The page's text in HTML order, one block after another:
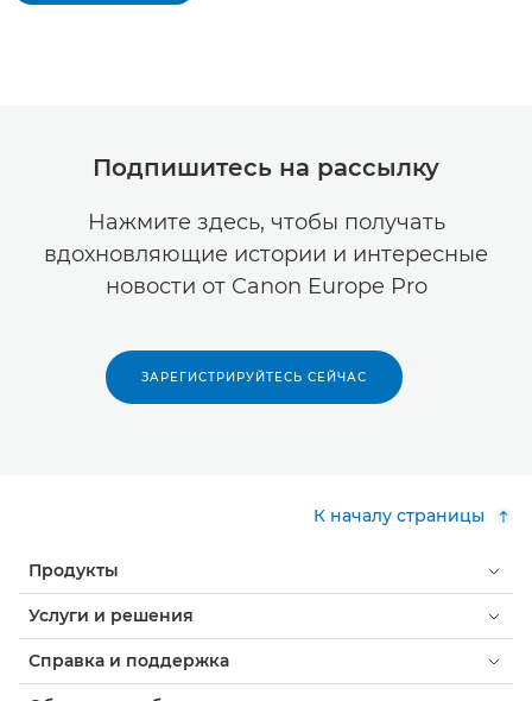
Подпишитесь на рассылку
Нажмите здесь, чтобы получать
вдохновляющие истории и интересные
новости от Canon Europe Pro
ЗАРЕГИСТРИРУЙТЕСЬ СЕЙЧАС
К началу страницы
Продукты
Услуги и решения
Справка и поддержка